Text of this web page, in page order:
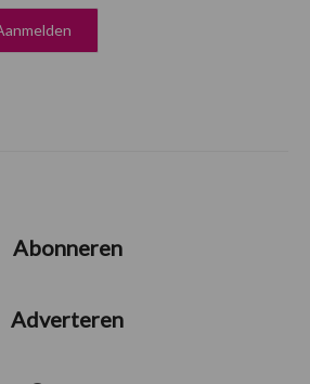
Abonneren
Adverteren